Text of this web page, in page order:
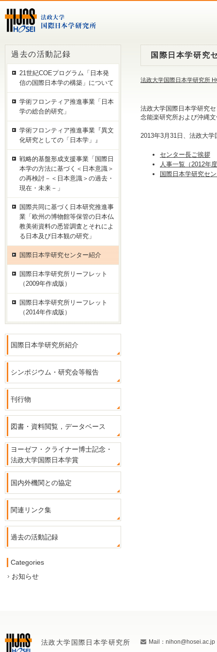
国際日本学研究
法政大学国際日本学研究所
法政大学国際日本学研究
念能楽研究所および沖縄
2013年3月31日、法政大
センター長ご挨拶
人事一覧（2012年
国際日本学研究セ
過去の活動記録
21世紀COEプログラム「日本発
信の国際日本学の構築」について
学術フロンティア推進事業「日本
学の総合的研究」
学術フロンティア推進事業『異文
化研究としての「日本学」』
戦略的基盤形成支援事業「国際日
本学の方法に基づく＜日本意識＞
の再検討－＜日本意識＞の過去・
現在・未来－」
国際共同に基づく日本研究推進事
業「欧州の博物館等保管の日本仏
教美術資料の悉皆調査とそれによ
る日本及び日本観の研究」
国際日本学研究センター紹介
国際日本学研究所リーフレット
（2009年作成版）
国際日本学研究所リーフレット
（2014年作成版）
国際日本学研究所紹介
シンポジウム・研究会等報告
刊行物
図書・資料閲覧，データベース
ヨーゼフ・クライナー博士記念・
法政大学国際日本学賞
国内外機関との協定
関連リンク集
過去の活動記録
Categories
お知らせ
法政大学国際日本学研究所 Mail：nihon@hosei.ac.jp